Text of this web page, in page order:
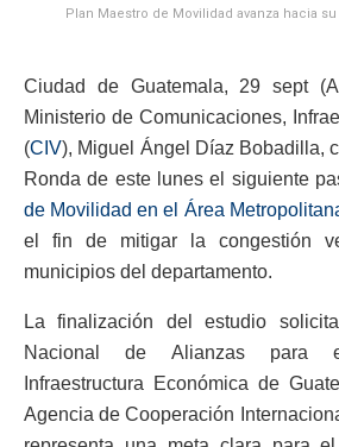
Plan Maestro de Movilidad avanza hacia
Ciudad de Guatemala, 29 sept
Ministerio de Comunicaciones,
(CIV), Miguel Ángel Díaz Bobadilla,
Ronda de este lunes el siguiente
de Movilidad en el Área
el fin de mitigar la congestión
municipios del departamento.
La finalización del estudio
Nacional de Alianzas para
Infraestructura Económica de
Agencia de Cooperación